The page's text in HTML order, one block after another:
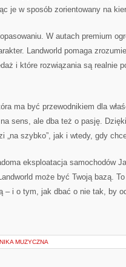
je w sposób zorientowany na
W autach premium
Landworld pomaga
i które rozwiązania są realnie
ma być przewodnikiem dla
sens, ale dba też o pasję.
„na szybko”, jak i wtedy, gdy
eksploatacja samochodów
może być Twoją bazą.
– i o tym, jak dbać o nie tak, by
MUZYCZNA